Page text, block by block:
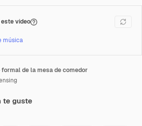
vídeo
música
de la mesa de comedor
te guste